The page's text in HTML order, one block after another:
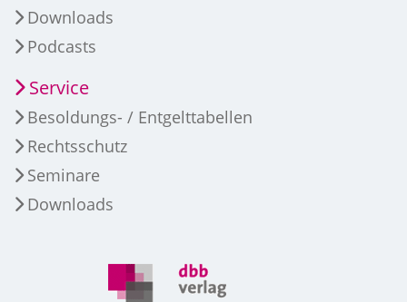
Downloads
Podcasts
Service
Besoldungs- / Entgelttabellen
Rechtsschutz
Seminare
Downloads